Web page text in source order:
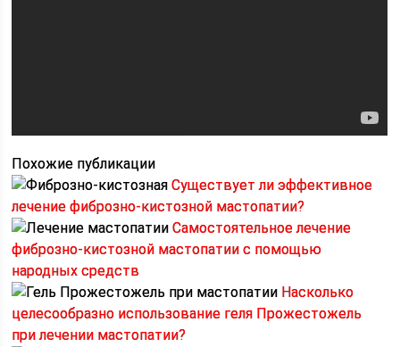
Похожие публикации
Существует ли эффективное
лечение фиброзно-кистозной мастопатии?
Самостоятельное лечение
фиброзно-кистозной мастопатии с помощью
народных средств
Насколько
целесообразно использование геля Прожестожель
при лечении мастопатии?